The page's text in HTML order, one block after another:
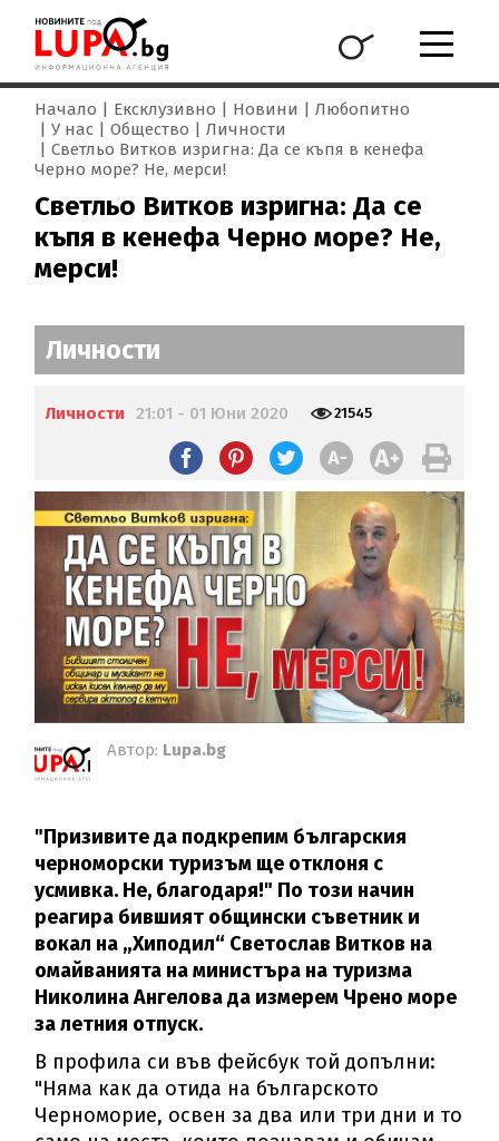
Начало Ексклузивно Новини
Любопитно
У нас
Общество
Личности
Светльо Витков изригна: Да се къпя в кенефа
Черно море? Не, мерси!
Светльо Витков изригна: Да се
къпя в кенефа Черно море? Не,
мерси!
Личности
Личности 21:01 - 01 Юни 2020 21545
Автор: Lupa.bg
"Призивите да подкрепим българския
черноморски туризъм ще отклоня с
усмивка. Не, благодаря!" По този начин
реагира бившият общински съветник и
вокал на „Хиподил“ Светослав Витков на
омайванията на министъра на туризма
Николина Ангелова да измерем Чрено море
за летния отпуск.
В профила си във фейсбук той допълни:
"Няма как да отида на българското
Черноморие, освен за два или три дни и то